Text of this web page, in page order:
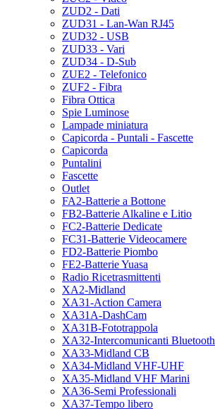
ZUD2 - Dati
ZUD31 - Lan-Wan RJ45
ZUD32 - USB
ZUD33 - Vari
ZUD34 - D-Sub
ZUE2 - Telefonico
ZUF2 - Fibra
Fibra Ottica
Spie Luminose
Lampade miniatura
Capicorda - Puntali - Fascette
Capicorda
Puntalini
Fascette
Outlet
FA2-Batterie a Bottone
FB2-Batterie Alkaline e Litio
FC2-Batterie Dedicate
FC31-Batterie Videocamere
FD2-Batterie Piombo
FE2-Batterie Yuasa
Radio Ricetrasmittenti
XA2-Midland
XA31-Action Camera
XA31A-DashCam
XA31B-Fototrappola
XA32-Intercomunicanti Bluetooth
XA33-Midland CB
XA34-Midland VHF-UHF
XA35-Midland VHF Marini
XA36-Semi Professionali
XA37-Tempo libero